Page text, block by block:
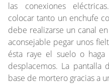
las conexiones
colocar tanto un enchufe
debe realizarse un canal
aconsejable pegar unos
ésta raye el suelo o
desplacemos. La
base de mortero gracias a